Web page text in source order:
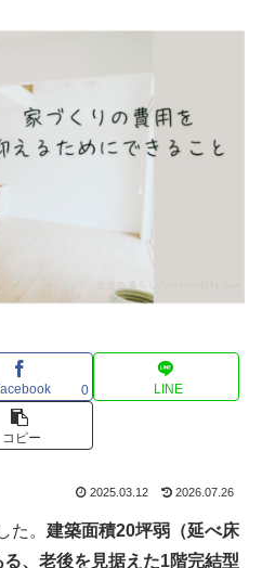
0 LINE
コピー
2025.03.12 2026.07.26
た。 建築面積20坪弱（延べ床
、 老後を見据えた1階完結型